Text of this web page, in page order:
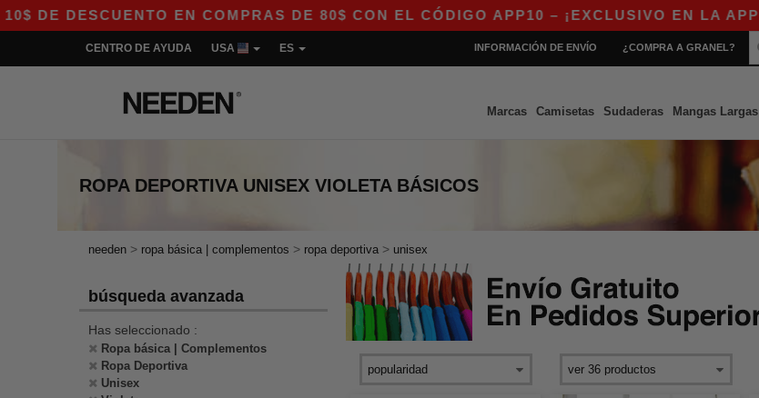
DESCUENTO EN COMPRAS DE 80$ CON EL CÓDIGO APP10 – ¡EXCLUSIVO EN LA APP! |
CENTRO DE AYUDA USA ES INFORMACIÓN DE ENVÍO ¿COMPRA A GRANEL?
Marcas Camisetas Sudaderas Mangas Largas
ROPA DEPORTIVA UNISEX VIOLETA BÁSICOS
needen > ropa básica | complementos > ropa deportiva > unisex
búsqueda avanzada
Has seleccionado :
Ropa básica | Complementos
Ropa Deportiva
Unisex